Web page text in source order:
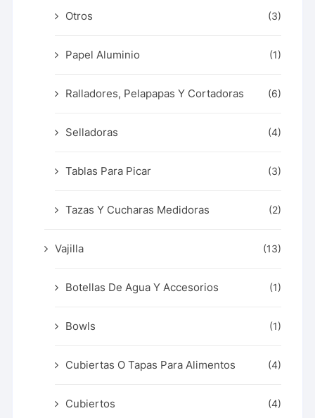
Otros (3)
Papel Aluminio (1)
Ralladores, Pelapapas Y Cortadoras (6)
Selladoras (4)
Tablas Para Picar (3)
Tazas Y Cucharas Medidoras (2)
Vajilla (13)
Botellas De Agua Y Accesorios (1)
Bowls (1)
Cubiertas O Tapas Para Alimentos (4)
Cubiertos (4)